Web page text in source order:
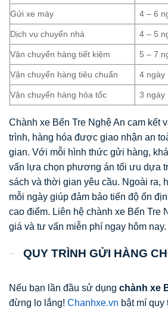
Gửi xe máy 4 – 6
Dịch vụ chuyển nhà 4 – 5
Vận chuyển hàng tiết kiệm 5 – 7
Vận chuyển hàng tiêu chuẩn 4 ngày
Vận chuyển hàng hỏa tốc 3 ngày
Chành xe Bến Tre Nghệ An cam kết
trình, hàng hóa được giao nhận an
gian. Với mỗi hình thức gửi hàng,
vấn lựa chọn phương án tối ưu dựa
sách và thời gian yêu cầu. Ngoài ra,
mỗi ngày giúp đảm bảo tiến độ ổn
cao điểm. Liên hệ chành xe Bến Tre
giá và tư vấn miễn phí ngay hôm nay.
QUY TRÌNH GỬI HÀNG
Nếu bạn lần đầu sử dụng chành xe
đừng lo lắng! Chanhxe.vn bật mí